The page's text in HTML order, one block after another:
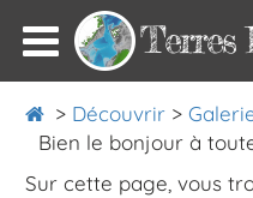
Terres
> Découvrir>
Bien le bonjour à
Sur cette page, vous